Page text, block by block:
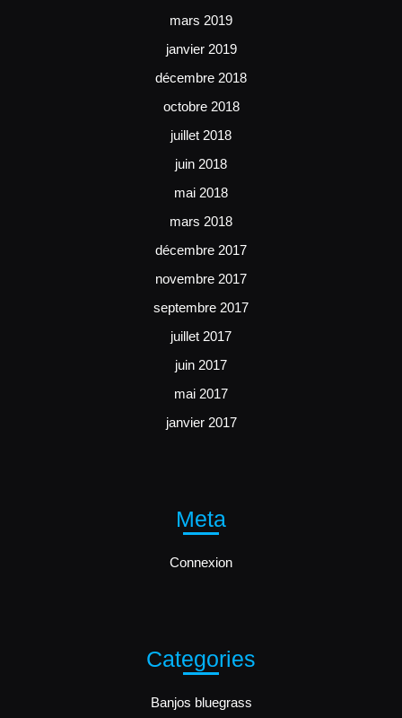
mars 2019
janvier 2019
décembre 2018
octobre 2018
juillet 2018
juin 2018
mai 2018
mars 2018
décembre 2017
novembre 2017
septembre 2017
juillet 2017
juin 2017
mai 2017
janvier 2017
Meta
Connexion
Categories
Banjos bluegrass